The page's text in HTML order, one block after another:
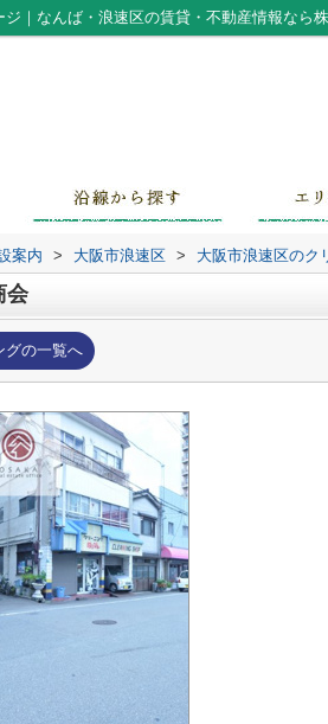
｜なんば・浪速区の賃貸・不動産情報なら
案内 > 大阪市浪速区 > 大阪市浪速区のク
会
グの一覧へ